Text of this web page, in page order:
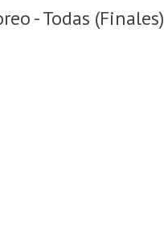
- Todas (Finales)